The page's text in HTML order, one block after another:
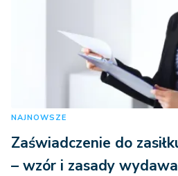
NAJNOWSZE
Zaświadczenie do
– wzór i zasady